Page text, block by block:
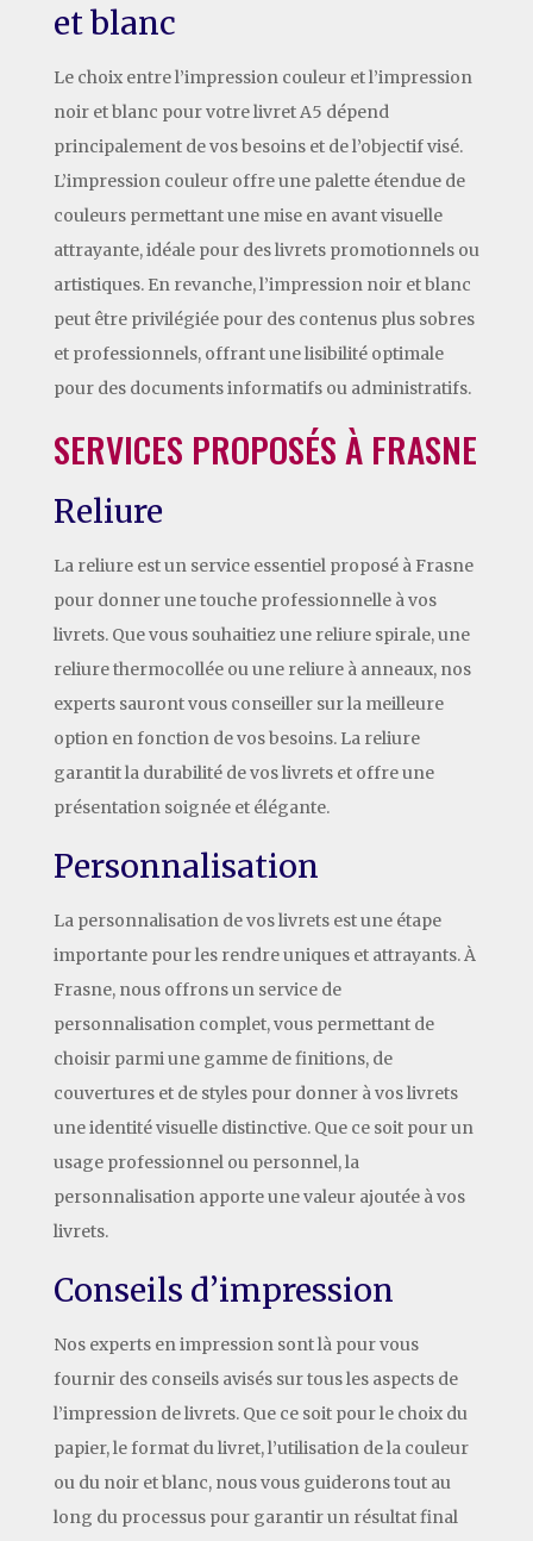
et blanc
Le choix entre l’impression couleur et l’impression
noir et blanc pour votre livret A5 dépend
principalement de vos besoins et de l’objectif visé.
L’impression couleur offre une palette étendue de
couleurs permettant une mise en avant visuelle
attrayante, idéale pour des livrets promotionnels ou
artistiques. En revanche, l’impression noir et blanc
peut être privilégiée pour des contenus plus sobres
et professionnels, offrant une lisibilité optimale
pour des documents informatifs ou administratifs.
SERVICES PROPOSÉS À FRASNE
Reliure
La reliure est un service essentiel proposé à Frasne
pour donner une touche professionnelle à vos
livrets. Que vous souhaitiez une reliure spirale, une
reliure thermocollée ou une reliure à anneaux, nos
experts sauront vous conseiller sur la meilleure
option en fonction de vos besoins. La reliure
garantit la durabilité de vos livrets et offre une
présentation soignée et élégante.
Personnalisation
La personnalisation de vos livrets est une étape
importante pour les rendre uniques et attrayants. À
Frasne, nous offrons un service de
personnalisation complet, vous permettant de
choisir parmi une gamme de finitions, de
couvertures et de styles pour donner à vos livrets
une identité visuelle distinctive. Que ce soit pour un
usage professionnel ou personnel, la
personnalisation apporte une valeur ajoutée à vos
livrets.
Conseils d’impression
Nos experts en impression sont là pour vous
fournir des conseils avisés sur tous les aspects de
l’impression de livrets. Que ce soit pour le choix du
papier, le format du livret, l’utilisation de la couleur
ou du noir et blanc, nous vous guiderons tout au
long du processus pour garantir un résultat final